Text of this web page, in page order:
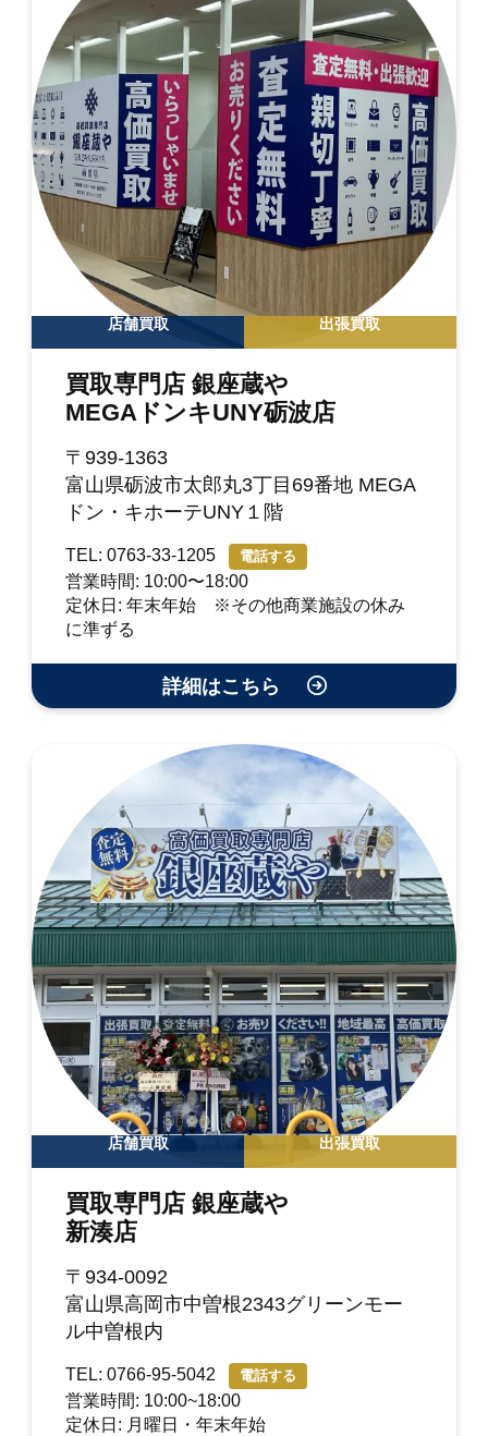
店舗買取 出張買取
買取専門店 銀座蔵や
MEGAドンキUNY砺波店
〒939-1363
富山県砺波市太郎丸3丁目69番地 MEGA
ドン・キホーテUNY１階
TEL: 0763-33-1205 電話する
営業時間: 10:00〜18:00
定休日: 年末年始 ※その他商業施設の休み
に準ずる
詳細はこちら
店舗買取 出張買取
買取専門店 銀座蔵や
新湊店
〒934-0092
富山県高岡市中曽根2343グリーンモー
ル中曽根内
TEL: 0766-95-5042 電話する
営業時間: 10:00~18:00
定休日: 月曜日・年末年始